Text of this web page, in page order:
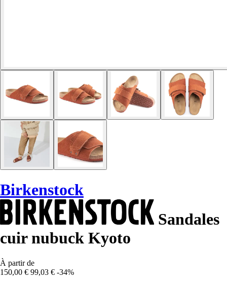
Birkenstock
Sandales
cuir nubuck Kyoto
À partir de
150,00 € 99,03 € -34%